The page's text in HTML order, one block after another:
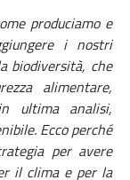
produciamo e
i nostri
biodiversità, che
alimentare,
ultima analisi,
Ecco perché
per avere
il clima e per la